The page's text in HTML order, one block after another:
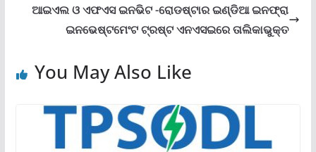
ଆଇଏଲ ଓ ଏଫଏସ ଇନଭିଟ -ରୋଡଷ୍ଟାର ଇଣ୍ଡିଆ ଇନଫ୍ରା
ଇନଭେଷ୍ଟମେଂଟ ଟ୍ରଷ୍ଟ ଏନଏସଇରେ ତାଲିକାଭୁକ୍ତ
You May Also Like